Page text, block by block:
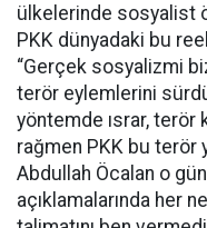
ülkelerinde sosyalist
PKK dünyadaki bu
“Gerçek sosyalizmi
terör eylemlerini
yöntemde ısrar, terör
rağmen PKK bu
Abdullah Öcalan o
açıklamalarında her